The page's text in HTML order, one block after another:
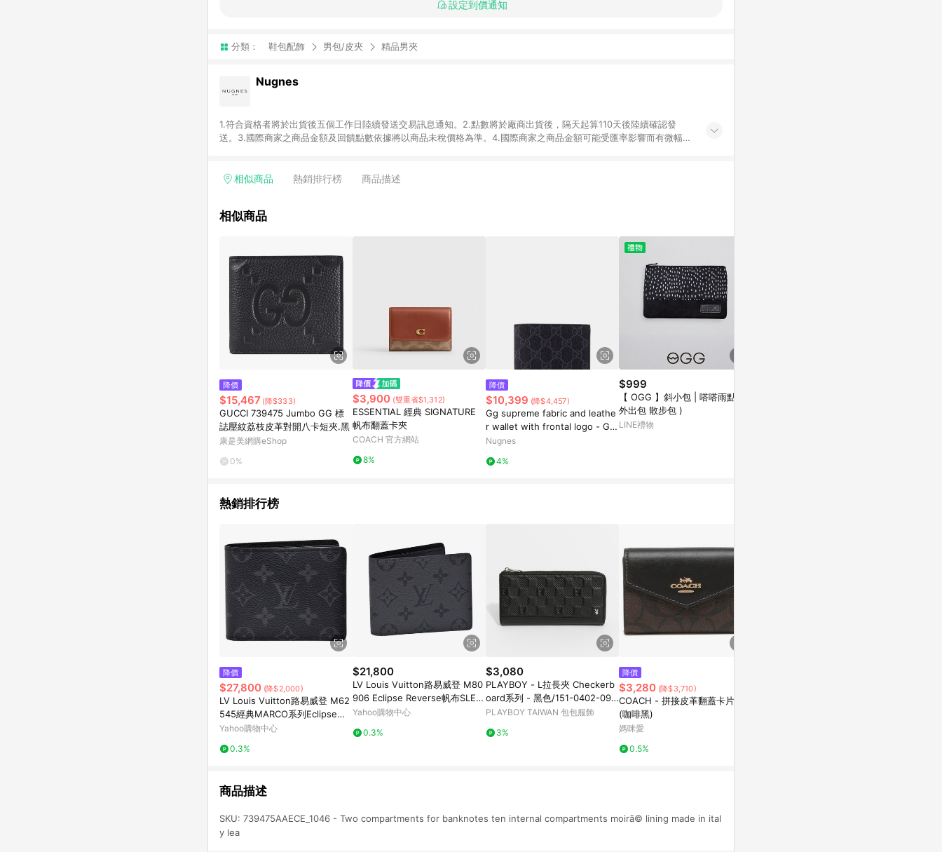
設定到價通知
分類： 鞋包配飾 男包/皮夾 精品男夾
Nugnes
1.符合資格者將於出貨後五個工作日陸續發送交易訊息通知。2.點數將於廠商出貨後，隔天起算110天後陸續確認發
送。3.國際商家之商品金額及回饋點數依據將以商品未稅價格為準。4.國際商家之商品金額可能受匯率影響而有微幅差
格。相似商品 熱銷排行榜 商品描述
相似商品
降價
$15,467 (降$333)
GUCCI 739475 Jumbo GG 標
誌壓紋荔枝皮革對開八卡短夾.黑
康是美網購eShop
0%
$3,900 (雙重省$1,312)
ESSENTIAL 經典 SIGNATURE
帆布翻蓋卡夾
COACH 官方網站
8%
降價
$10,399 (降$4,457)
Gg supreme fabric and leathe
r wallet with frontal logo - GU
CCI - gender_Man
Nugnes
4%
$999
【 OGG 】斜小包 | 嗒嗒雨點 (
外出包 散步包 )
LINE禮物
熱銷排行榜
降價
$27,800 (降$2,000)
LV Louis Vuitton路易威登 M62
545經典MARCO系列Eclipse帆
布印花摺疊短夾
Yahoo購物中心
0.3%
$21,800
LV Louis Vuitton路易威登 M80
906 Eclipse Reverse帆布SLEN
DER摺疊短夾(黑)
Yahoo購物中心
0.3%
$3,080
PLAYBOY - L拉長夾 Checkerb
oard系列 - 黑色/151-0402-09-
3
PLAYBOY TAIWAN 包包服飾
3%
降價
$3,280 (降$3,710)
COACH - 拼接皮革翻蓋卡片夾
(咖啡黑)
媽咪愛
0.5%
商品描述
SKU: 739475AAECE_1046 - Two compartments for banknotes ten internal compartments moirã© lining made in ital
y lea